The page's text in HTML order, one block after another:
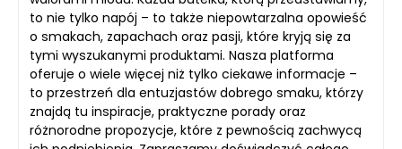
to nie tylko napój – to także niepowtarzalna opowieść
o smakach, zapachach oraz pasji, które kryją się za
tymi wyszukanymi produktami. Nasza platforma
oferuje o wiele więcej niż tylko ciekawe informacje –
to przestrzeń dla entuzjastów dobrego smaku, którzy
znajdą tu inspiracje, praktyczne porady oraz
różnorodne propozycje, które z pewnością zachwycą